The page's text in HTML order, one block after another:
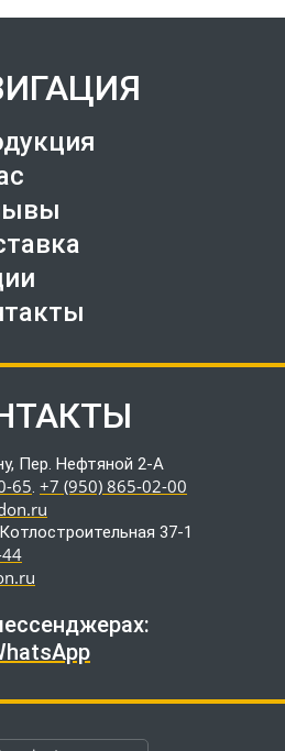
Пер. Нефтяной 2-А
65. +7 (950) 865-02-00
Котлостроительная 37-1